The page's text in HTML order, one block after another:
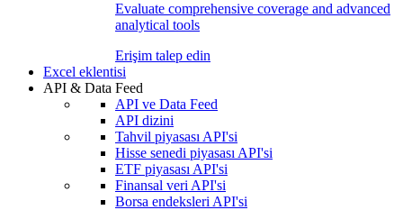
Evaluate comprehensive coverage and advanced
analytical tools
Erişim talep edin
Excel eklentisi
API & Data Feed
API ve Data Feed
API dizini
Tahvil piyasası API'si
Hisse senedi piyasası API'si
ETF piyasası API'si
Finansal veri API'si
Borsa endeksleri API'si